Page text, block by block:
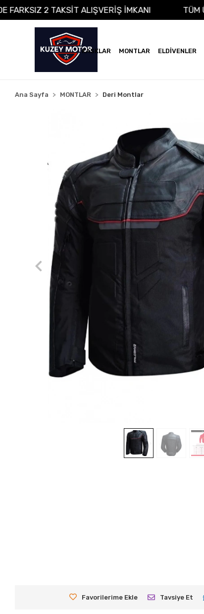
VADE FARKSIZ 2 TAKSİT ALIŞVERİŞ İMKANI
KASKLAR MONTLAR ELDİVENLER
Ana Sayfa MONTLAR Deri Montlar
Favorilerime Ekle Tavsiye Et